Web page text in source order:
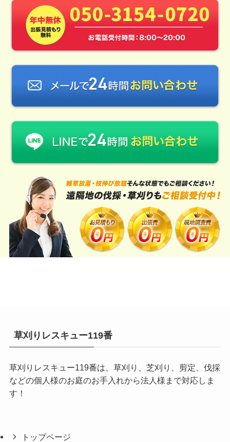
草刈りレスキュー119番
草刈りレスキュー119番は、草刈り、芝刈り、剪定、伐採
などの個人様のお庭のお手入れから法人様まで対応しま
す！
トップページ